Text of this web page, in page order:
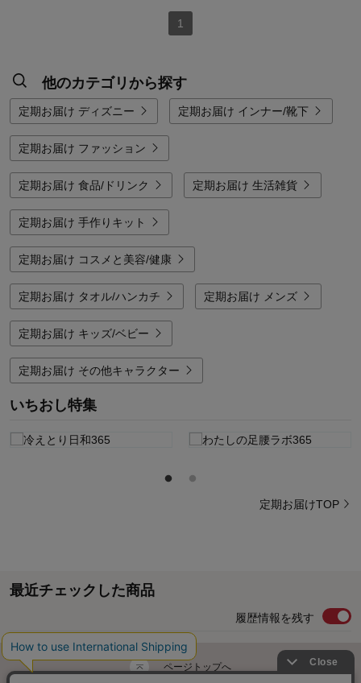
1
他のカテゴリから探す
定期お届け ディズニー 定期お届け インナー/靴下
定期お届け ファッション
定期お届け 食品/ドリンク 定期お届け 生活雑貨
定期お届け 手作りキット
定期お届け コスメと美容/健康
定期お届け タオル/ハンカチ 定期お届け メンズ
定期お届け キッズ/ベビー
定期お届け その他キャラクター
いちおし特集
定期お届けTOP
最近チェックした商品
履歴情報を残す
ページトップへ